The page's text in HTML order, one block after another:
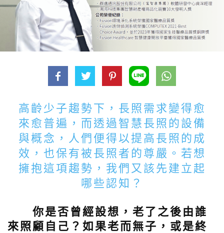
高齡少子趨勢下，長照需求變得愈
來愈普遍，而透過智慧長照的設備
與概念，人們便得以提高長照的成
效，也保有被長照者的尊嚴。若想
擁抱這項趨勢，我們又該先建立起
哪些認知？
你是否曾經設想，老了之後由誰
來照顧自己？如果老而無子，或是終